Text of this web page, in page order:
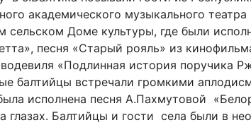
академического музыкального
Доме культуры, где были
песня «Старый рояль» из
«Подлинная история поручика
балтийцы встречали громкими
исполнена песня А.Пахмутовой
глазах. Балтийцы и гости села были в